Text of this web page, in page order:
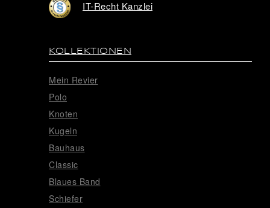
IT-Recht Kanzlei
KOLLEKTIONEN
Mein Revier
Polo
Knoten
Kugeln
Bauhaus
Classic
Blaues Band
Schiefer